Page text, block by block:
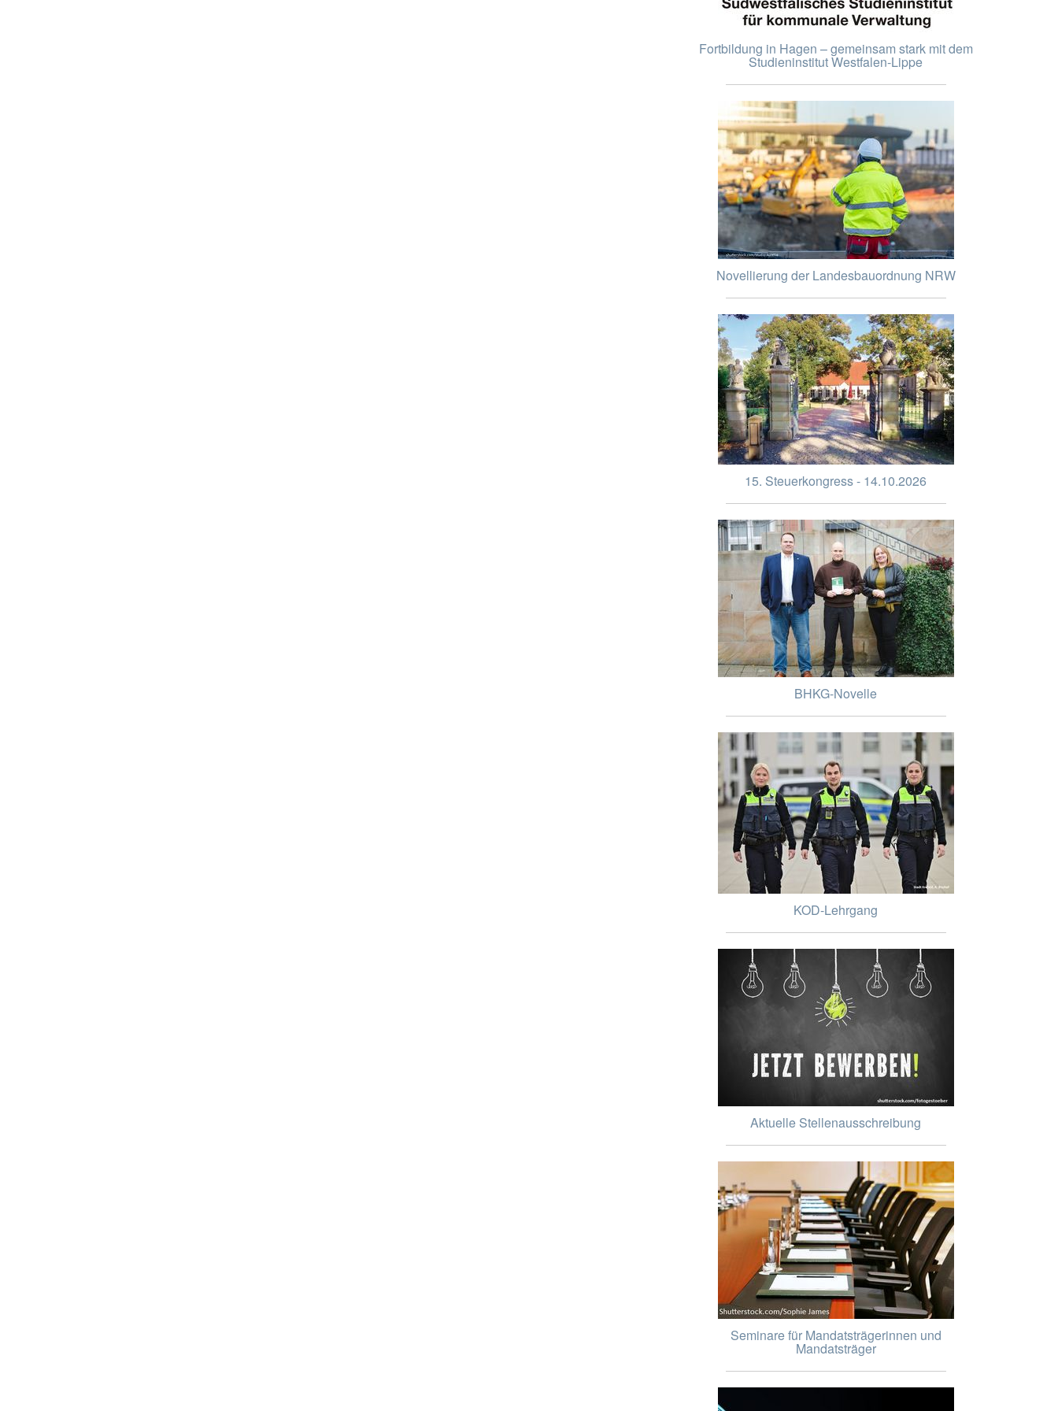
Fortbildung in Hagen – gemeinsam stark mit dem
Studieninstitut Westfalen-Lippe
Novellierung der Landesbauordnung NRW
15. Steuerkongress - 14.10.2026
BHKG-Novelle
KOD-Lehrgang
Aktuelle Stellenausschreibung
Seminare für Mandatsträgerinnen und
Mandatsträger